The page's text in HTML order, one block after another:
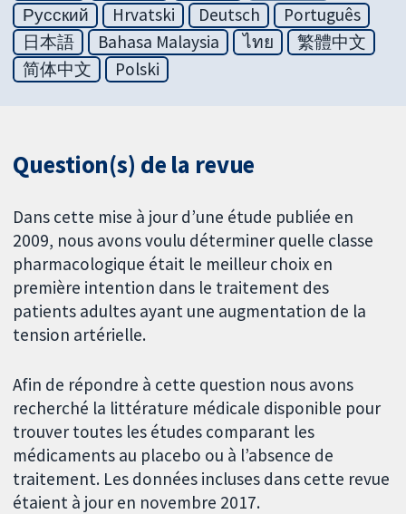
Русский
Hrvatski Deutsch
Português
日本語
Bahasa Malaysia ไทย
繁體中文
简体中文
Polski
Question(s) de la revue
Dans cette mise à jour d’une étude publiée en
2009, nous avons voulu déterminer quelle classe
pharmacologique était le meilleur choix en
première intention dans le traitement des
patients adultes ayant une augmentation de la
tension artérielle.
Afin de répondre à cette question nous avons
recherché la littérature médicale disponible pour
trouver toutes les études comparant les
médicaments au placebo ou à l’absence de
traitement. Les données incluses dans cette revue
étaient à jour en novembre 2017.